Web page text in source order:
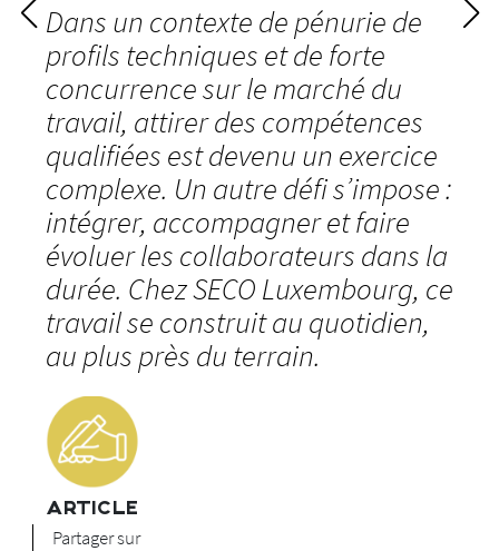
Dans un contexte de pénurie de
profils techniques et de forte
concurrence sur le marché du
travail, attirer des compétences
qualifiées est devenu un exercice
complexe. Un autre défi s’impose :
intégrer, accompagner et faire
évoluer les collaborateurs dans la
durée. Chez SECO Luxembourg, ce
travail se construit au quotidien,
au plus près du terrain.
ARTICLE
Partager sur